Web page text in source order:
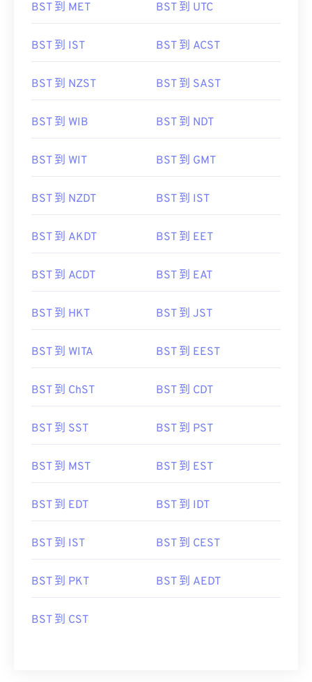
BST 到 MET BST 到 UTC
BST 到 IST BST 到 ACST
BST 到 NZST BST 到 SAST
BST 到 WIB BST 到 NDT
BST 到 WIT BST 到 GMT
BST 到 NZDT BST 到 IST
BST 到 AKDT BST 到 EET
BST 到 ACDT BST 到 EAT
BST 到 HKT BST 到 JST
BST 到 WITA BST 到 EEST
BST 到 ChST BST 到 CDT
BST 到 SST BST 到 PST
BST 到 MST BST 到 EST
BST 到 EDT BST 到 IDT
BST 到 IST BST 到 CEST
BST 到 PKT BST 到 AEDT
BST 到 CST